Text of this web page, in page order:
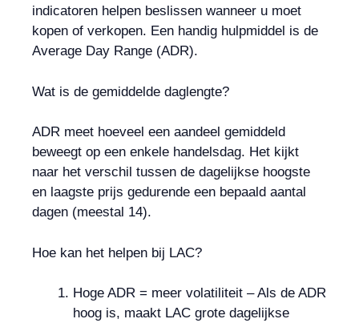
indicatoren helpen beslissen wanneer u moet
kopen of verkopen. Een handig hulpmiddel is de
Average Day Range (ADR).
Wat is de gemiddelde daglengte?
ADR meet hoeveel een aandeel gemiddeld
beweegt op een enkele handelsdag. Het kijkt
naar het verschil tussen de dagelijkse hoogste
en laagste prijs gedurende een bepaald aantal
dagen (meestal 14).
Hoe kan het helpen bij LAC?
Hoge ADR = meer volatiliteit – Als de ADR
hoog is, maakt LAC grote dagelijkse